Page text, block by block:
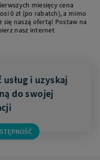
miesięcy cena
0 zł (po rabatch), a mimo
się naszą ofertą! Postaw na
nasz internet
i uzyskaj
do swojej